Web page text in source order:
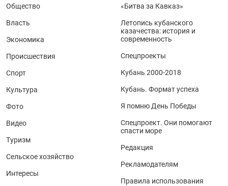
Общество
Власть
Экономика
Происшествия
Спорт
Культура
Фото
Видео
Туризм
Сельское хозяйство
Интересы
«Битва за Кавказ»
Летопись кубанского
казачества: история и
современность
Спецпроекты
Кубань 2000-2018
Кубань. Формат успеха
Я помню День Победы
Спецпроект. Они помогают
спасти море
Редакция
Рекламодателям
Правила использования